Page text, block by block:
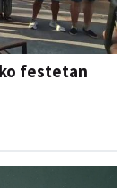
festetan